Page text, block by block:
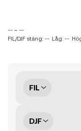
-- ~ --
FIL/DJF stäng: -- Låg: --
FIL
DJF